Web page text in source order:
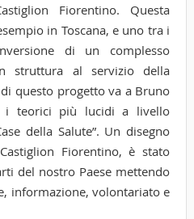
Fiorentino. Questa
in Toscana, e uno tra i
di un complesso
struttura al servizio della
questo progetto va a Bruno
i teorici più lucidi a livello
della Salute”. Un disegno
Fiorentino, è stato
del nostro Paese mettendo
informazione, volontariato e